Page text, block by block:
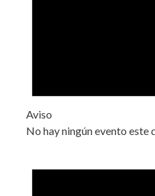
Aviso
No hay ningún evento este